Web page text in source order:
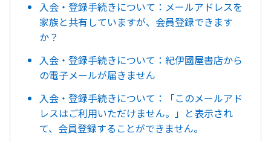
入会・登録手続きについて：メールアドレスを
家族と共有していますが、会員登録できます
か？
入会・登録手続きについて：紀伊國屋書店から
の電子メールが届きません
入会・登録手続きについて：「このメールアド
レスはご利用いただけません。」と表示され
て、会員登録することができません。